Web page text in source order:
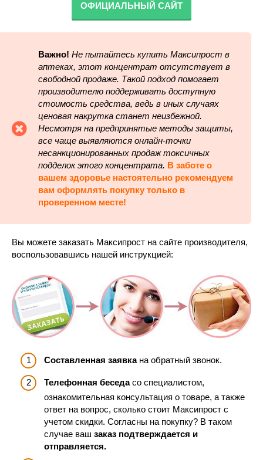
ОФИЦИАЛЬНЫЙ САЙТ
Важно! Не пытайтесь купить Максипрост в
аптеках, этот концентрат отсутствует в
свободной продаже. Такой подход помогает
производителю поддерживать доступную
стоимость средства, ведь в иных случаях
ценовая накрутка станет неизбежной.
Несмотря на предпринятые методы защиты,
все чаще выявляются онлайн-точки
несанкционированных продаж токсичных
подделок этого концентрата. В заботе о
вашем здоровье настоятельно рекомендуем
вам оформлять покупку только в
проверенном месте!
Вы можете заказать Максипрост на сайте производителя,
воспользовавшись нашей инструкцией:
Составленная заявкана обратный звонок.
Телефонная беседасо специалистом,
ознакомительная консультация о товаре, а также
ответ на вопрос, сколько стоит Максипрост с
учетом скидки. Согласны на покупку? В таком
случае ваш заказ подтверждается и
отправляется.